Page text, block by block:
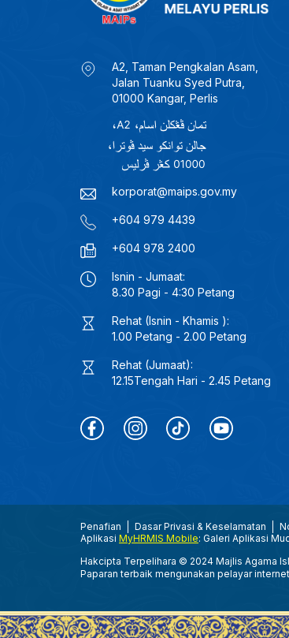
A2, Taman Pengkalan Asam,
Jalan Tuanku Syed Putra,
01000 Kangar, Perlis
korporat@maips.gov.my
+604 979 4439
+604 978 2400
Isnin - Jumaat:
8.30 Pagi - 4:30 Petang
Rehat (Isnin - Khamis ):
1.00 Petang - 2.00 Petang
Rehat (Jumaat):
12.15Tengah Hari - 2.45 Petang
Penafian Dasar Privasi & Keselamatan
Aplikasi MyHRMIS Mobile: Galeri Aplikasi
Hakcipta Terpelihara © 2024 Majlis Agama
Paparan terbaik mengunakan pelayar